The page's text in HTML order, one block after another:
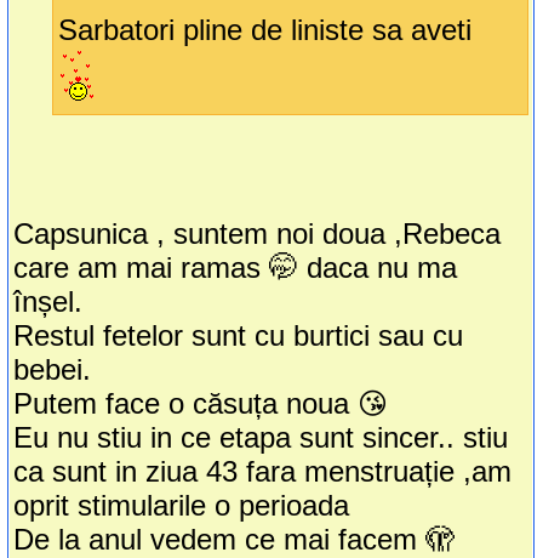
Sarbatori pline de liniste sa aveti
Capsunica , suntem noi doua ,Rebeca
care am mai ramas 🤭 daca nu ma
înșel.
Restul fetelor sunt cu burtici sau cu
bebei.
Putem face o căsuța noua 😘
Eu nu stiu in ce etapa sunt sincer.. stiu
ca sunt in ziua 43 fara menstruație ,am
oprit stimularile o perioada
De la anul vedem ce mai facem 🫣